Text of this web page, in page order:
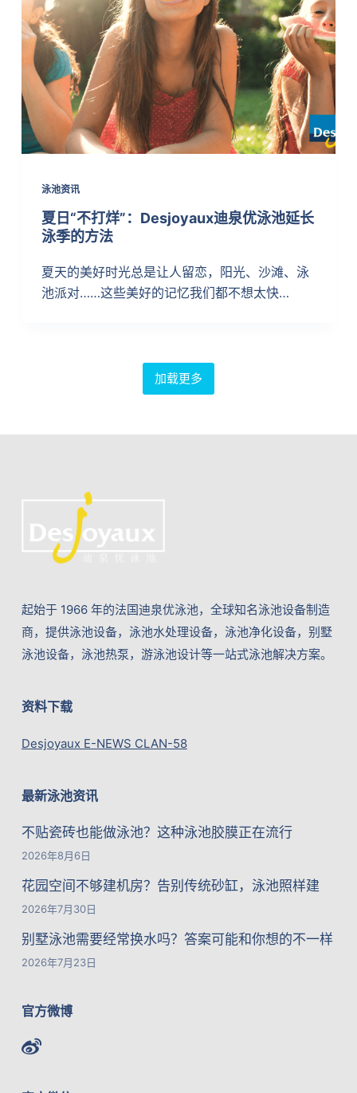
泳池资讯
夏日“不打烊”：Desjoyaux迪泉优泳池延长
泳季的方法
夏天的美好时光总是让人留恋，阳光、沙滩、泳
池派对……这些美好的记忆我们都不想太快…
加载更多
起始于 1966 年的法国迪泉优泳池，全球知名泳池设备制造
商，提供泳池设备，泳池水处理设备，泳池净化设备，别墅
泳池设备，泳池热泵，游泳池设计等一站式泳池解决方案。
资料下载
Desjoyaux E-NEWS CLAN-58
最新泳池资讯
不贴瓷砖也能做泳池？这种泳池胶膜正在流行
2026年8月6日
花园空间不够建机房？告别传统砂缸，泳池照样建
2026年7月30日
别墅泳池需要经常换水吗？答案可能和你想的不一样
2026年7月23日
官方微博